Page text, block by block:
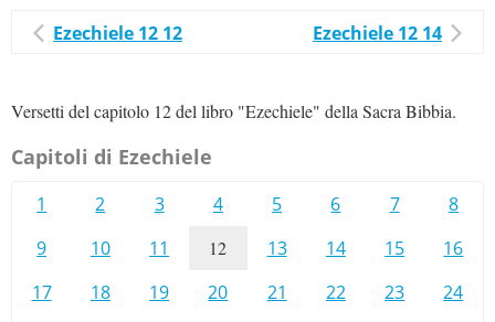
Ezechiele 12 12 Ezechiele 12 14
Versetti del capitolo 12 del libro "Ezechiele" della Sacra Bibbia.
Capitoli di Ezechiele
1 2 3 4 5 6 7
8
9
10 11 12 13 14 15
16
17
18 19 20 21 22 23
24